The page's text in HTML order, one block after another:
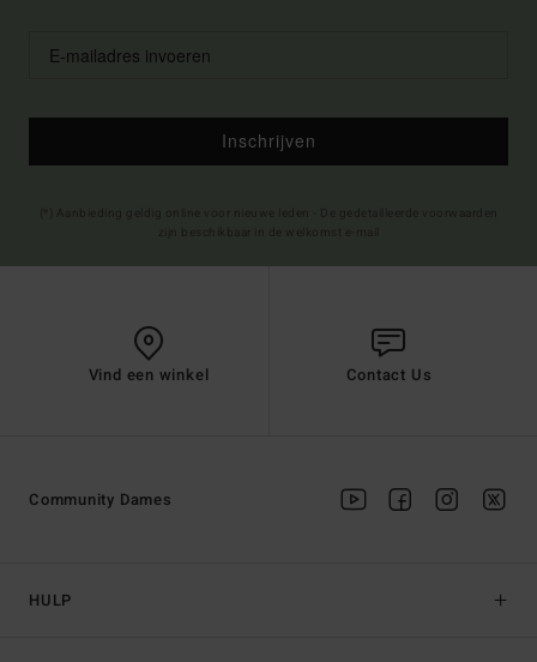
Inschrijven
Vind een winkel Contact Us
HULP
Community Dames